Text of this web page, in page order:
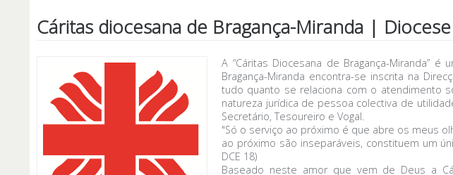
Cáritas diocesana de Bragança-Miranda |
A “Cáritas Diocesana de Bragança-Miranda”
Bragança-Miranda encontra-se inscrita na
tudo quanto se relaciona com o atendimento
natureza jurídica de pessoa colectiva de
Secretário, Tesoureiro e Vogal.
"Só o serviço ao próximo é que abre os meus
ao próximo são inseparáveis, constituem um
DCE 18)
Baseado neste amor que vem de Deus a